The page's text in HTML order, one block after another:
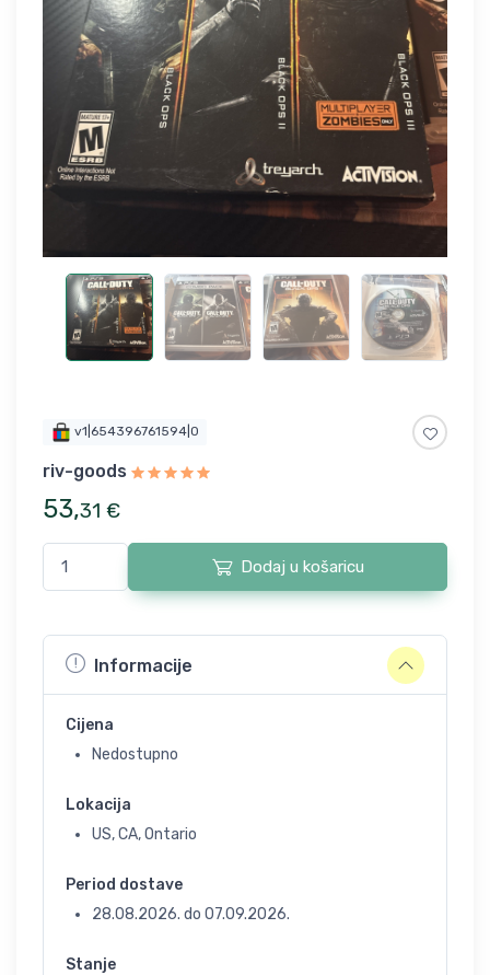
v1|654396761594|0
riv-goods
53,31 €
Dodaj u košaricu
Informacije
Cijena
Nedostupno
Lokacija
US, CA, Ontario
Period dostave
28.08.2026. do 07.09.2026.
Stanje